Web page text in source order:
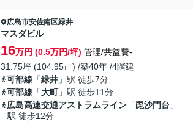
広島市安佐南区緑井
マスダビル
16万円 (0.5万円/坪) 管理/共益費-
31.75坪 (104.95㎡) /築40年 /4階建
可部線 「緑井 」駅 徒歩7分
可部線 「大町」駅 徒歩11分
広島高速交通アストラムライン 「毘沙門台 」
駅 徒歩12分